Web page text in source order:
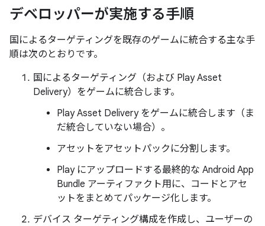
デベロッパーが実施する手順
国によるターゲティングを既存のゲームに統合する主な手
順は次のとおりです。
国によるターゲティング（および Play Asset
Delivery）をゲームに統合します。
Play Asset Delivery をゲームに統合します（ま
だ統合していない場合）。
アセットをアセットパック に分割します。
Play にアップロードする最終的な Android App
Bundle アーティファクト用に、コードとアセ
ットをまとめてパッケージ化します。
デバイス ターゲティング構成を作成し、ユーザーの